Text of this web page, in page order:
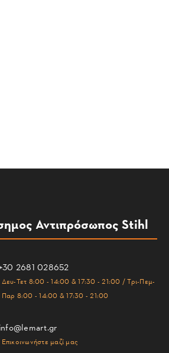
Αντιπρόσωπος Stihl
2681 028652
Δευ-Τετ 8:00 - 14:00 & 17:30 - 21:00 / Τρι-Πεμ-
Παρ 8:00 - 14:00 & 17:30 - 21:00
info@lemart.gr
Επικοινωνήστε μαζί μας